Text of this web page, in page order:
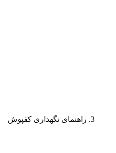
راهنمای نگهداری کفپوش